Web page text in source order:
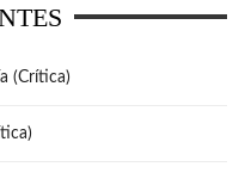
(Crítica)